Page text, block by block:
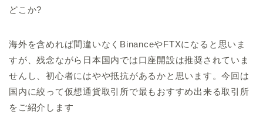
どこか?
海外を含めれば間違いなくBinanceやFTXになると思いま
すが、残念ながら日本国内では口座開設は推奨されていま
せんし、初心者にはやや抵抗があるかと思います。今回は
国内に絞って仮想通貨取引所で最もおすすめ出来る取引所
をご紹介します